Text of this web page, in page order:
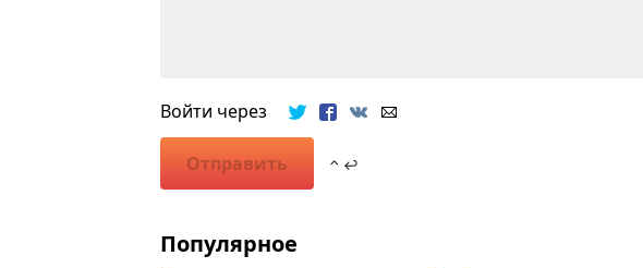
Войти через
Отправить ⌃ ↩
Популярное